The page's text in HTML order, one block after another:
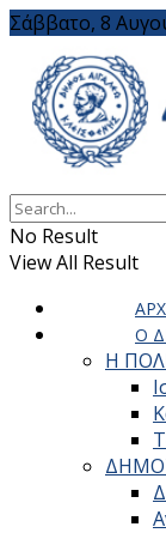
Σάββατο, 8
No Result
View All Result
Ο
Η